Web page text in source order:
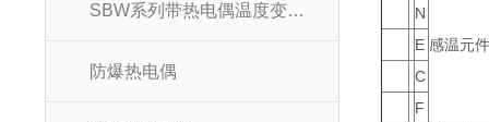
SBW系列带热电偶温度变送器
防爆热电偶
感温元
N
E
C
F